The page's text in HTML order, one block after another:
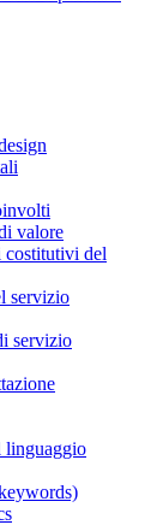
valore
costitutivi del
servizio
servizio
linguaggio